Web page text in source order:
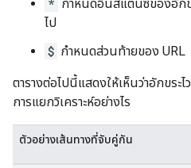
* กำหนดอินสแตนซ์ของอัก
ไป
$ กำหนดส่วนท้ายของ URL
ตารางต่อไปนี้แสดงให้เห็นว่าอักขร
การแยกวิเคราะห์อย่างไร
ตัวอย่างเส้นทางที่จับคู่กัน